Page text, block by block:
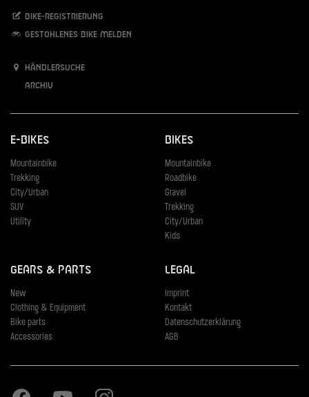
Bike-Registrierung
Gestohlenes Bike melden
Händlersuche
Archiv
E-Bikes
Mountainbike
Trekking
City/Urban
SUV
Utility
Bikes
Mountainbike
Roadbike
Gravel
Trekking
City/Urban
Kids
Gears & Parts
New
Clothing & Equipment
Bike parts
Accessories
Legal
Imprint
Kontakt
Datenschutzerklärung
AGB
Facebook Youtube